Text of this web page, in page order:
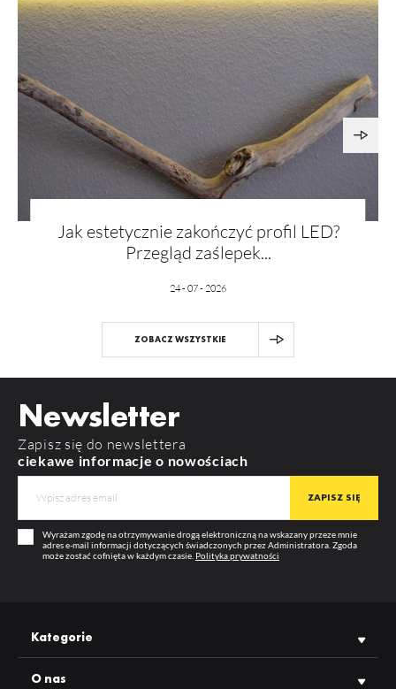
Jak estetycznie zakończyć profil LED?
Przegląd zaślepek...
24 - 07 - 2026
ZOBACZ WSZYSTKIE
Newsletter
Zapisz się do newslettera
ciekawe informacje o nowościach
Wyrażam zgodę na otrzymywanie drogą elektroniczną na wskazany przeze mnie
adres e-mail informacji dotyczących świadczonych przez Administratora. Zgoda
może zostać cofnięta w każdym czasie. Polityka prywatności
Kategorie
O nas